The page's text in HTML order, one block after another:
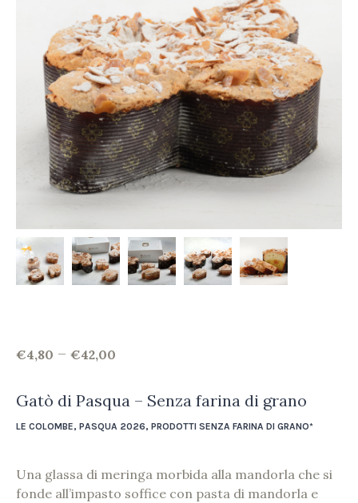
€4,80 – €42,00
Gatò di Pasqua – Senza farina di grano
LE COLOMBE, PASQUA 2026, PRODOTTI SENZA FARINA DI GRANO*
Una glassa di meringa morbida alla mandorla che si
fonde all’impasto soffice con pasta di mandorla e